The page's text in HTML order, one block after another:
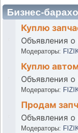
Бизнес-
Куплю
Объявления о
Модераторы:
Куплю
Объявления
Модераторы:
Продам
Объявления
Модераторы: